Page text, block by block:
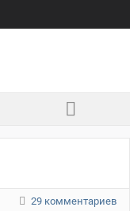
29 комментариев